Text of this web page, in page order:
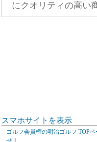
にクオリティの高い
スマホサイトを表示
ゴルフ会員権の明治ゴルフ TOPペ
せ